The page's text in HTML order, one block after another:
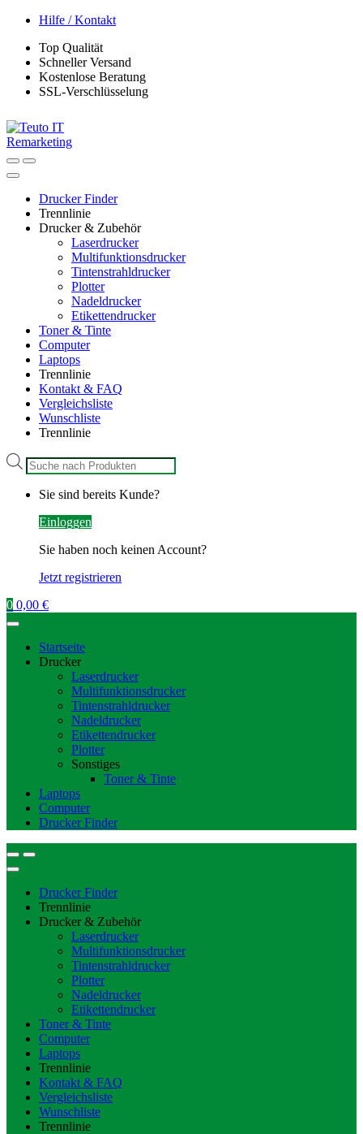
Skip
navigation
Skip
content
Hilfe / Kontakt
Top Qualität
Schneller Versand
Kostenlose Beratung
SSL-Verschlüsselung
Drucker Finder
Trennlinie
Drucker & Zubehör
Laserdrucker
Multifunktionsdrucker
Tintenstrahldrucker
Plotter
Nadeldrucker
Etikettendrucker
Toner & Tinte
Computer
Laptops
Trennlinie
Kontakt & FAQ
Vergleichsliste
Wunschliste
Trennlinie
Products
search
Sie sind bereits Kunde?
Einloggen
Sie haben noch keinen Account?
Jetzt registrieren
0 0,00 €
Startseite
Drucker
Laserdrucker
Multifunktionsdrucker
Tintenstrahldrucker
Nadeldrucker
Etikettendrucker
Plotter
Sonstiges
Toner & Tinte
Laptops
Computer
Drucker Finder
Drucker Finder
Trennlinie
Drucker & Zubehör
Laserdrucker
Multifunktionsdrucker
Tintenstrahldrucker
Plotter
Nadeldrucker
Etikettendrucker
Toner & Tinte
Computer
Laptops
Trennlinie
Kontakt & FAQ
Vergleichsliste
Wunschliste
Trennlinie